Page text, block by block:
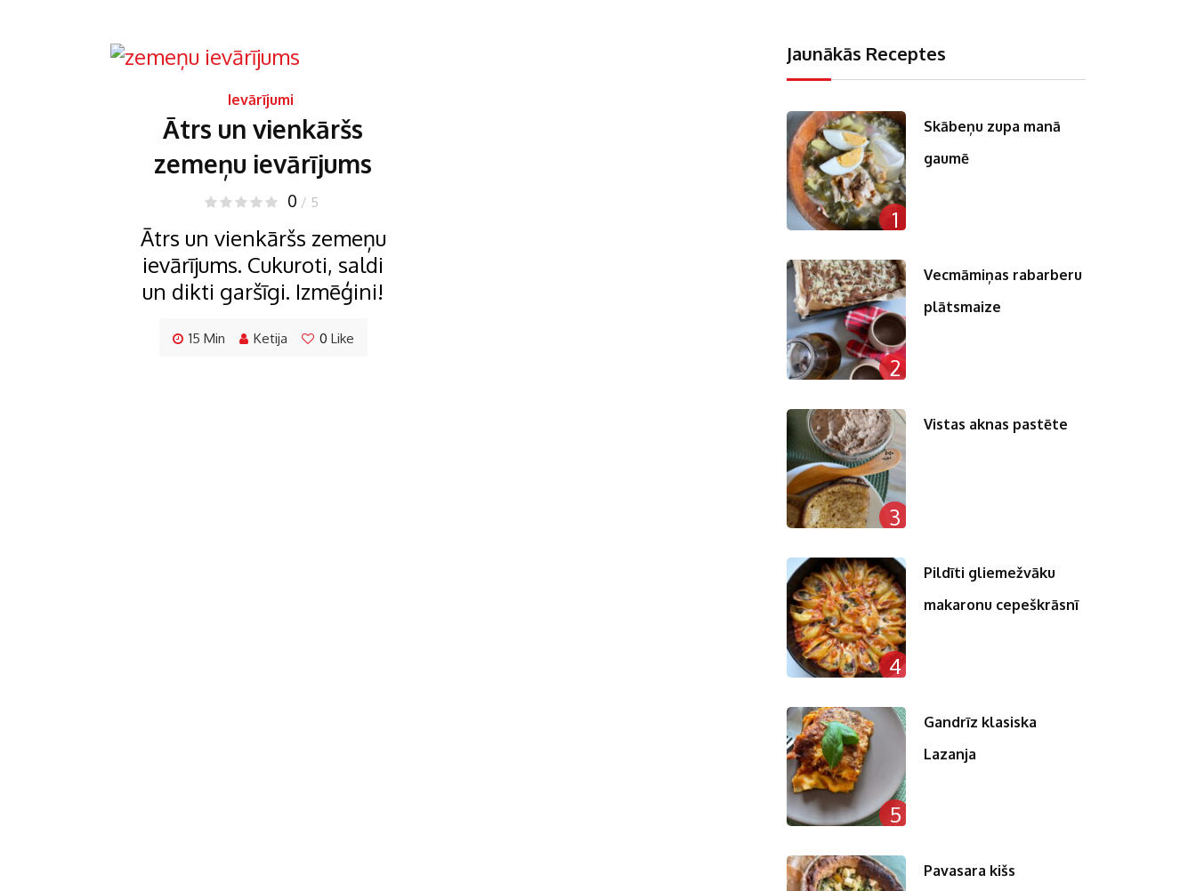
Ievārījumi
Ātrs un vienkāršs
zemeņu ievārījums
0 / 5
Ātrs un vienkāršs zemeņu
ievārījums. Cukuroti, saldi
un dikti garšīgi. Izmēģini!
15 Min Ketija 0 Like
Jaunākās Receptes
1
Skābeņu zupa manā
gaumē
2
Vecmāmiņas rabarberu
plātsmaize
3
Vistas aknas pastēte
4
Pildīti gliemežvāku
makaronu cepeškrāsnī
5
Gandrīz klasiska
Lazanja
Pavasara kišs